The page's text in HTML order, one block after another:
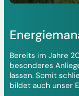
Bereits im Jahre
besonderes
lassen. Somit
bildet auch unser